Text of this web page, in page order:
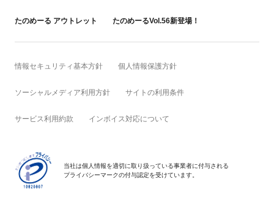
たのめーる アウトレット たのめーるVol.56新登場！
情報セキュリティ基本方針 個人情報保護方針
ソーシャルメディア利用方針 サイトの利用条件
サービス利用約款 インボイス対応について
当社は個人情報を適切に取り扱っている事業者に付与される
プライバシーマークの付与認定を受けています。